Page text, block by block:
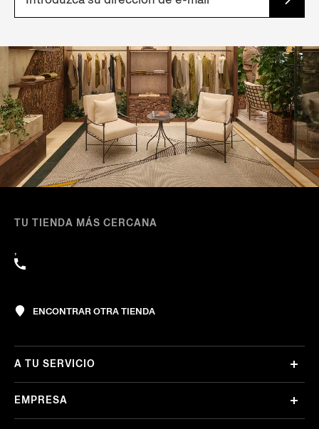
TU TIENDA MÁS CERCANA
,
ENCONTRAR OTRA TIENDA
A TU SERVICIO
EMPRESA